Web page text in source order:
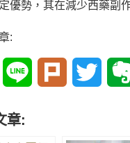
優勢，其在減少西藥副
:
FacebookLine Plurk
章: